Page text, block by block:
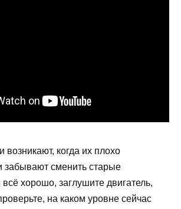
возникают, когда их плохо
забывают сменить старые
хорошо, заглушите двигатель,
на каком уровне сейчас